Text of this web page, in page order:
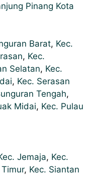
Pinang Kota
Barat, Kec.
, Kec.
Selatan, Kec.
, Kec. Serasan
Tengah,
Midai, Kec. Pulau
Jemaja, Kec.
, Kec. Siantan